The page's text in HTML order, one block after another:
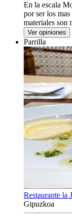
En la escala
por ser los
materiales son
Ver opiniones
Parrilla
Restaurante la
Gipuzkoa